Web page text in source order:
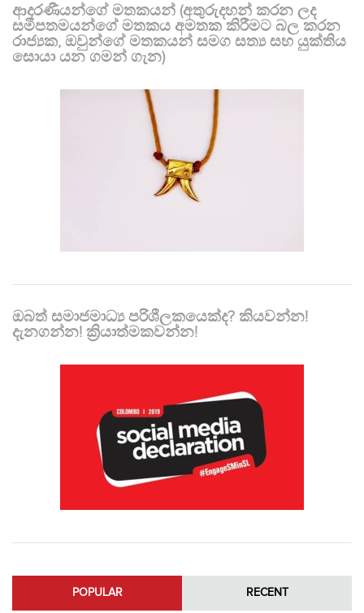
ආදරණීයන්ගේ මතකයන් (අතුරුදහන් කරන ලද
සමීපතමයන්ගේ මතකය අමතක කිරීමට බල කරන
රාජ්‍යක, ඔවුන්ගේ මතකයන් සමග සත්‍ය සහ යුක්තිය
සොයා යන ගමන් ගැන)
ඔබත් සමාජමාධ්‍ය පරිශීලකයෙක්ද? කියවන්න!
දැනගන්න! ක්‍රියාත්මකවන්න!
POPULAR RECENT